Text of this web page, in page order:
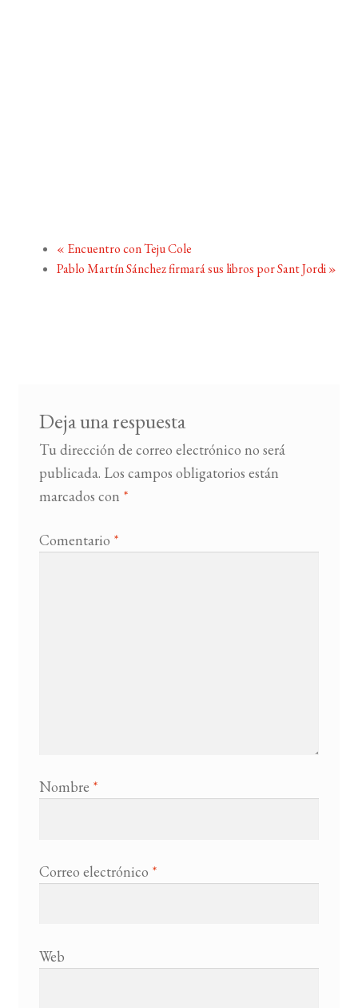
« Encuentro con Teju Cole
Pablo Martín Sánchez firmará sus libros por Sant Jordi»
Deja una respuesta
Tu dirección de correo electrónico no será
publicada. Los campos obligatorios están
marcados con *
Comentario *
Nombre *
Correo electrónico *
Web